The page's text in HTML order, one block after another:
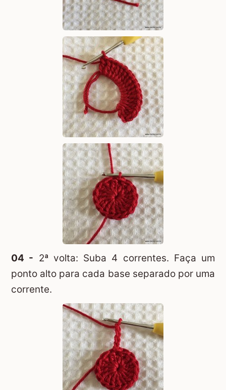
04 - 2ª volta: Suba 4 correntes. Faça um
ponto alto para cada base separado por uma
corrente.